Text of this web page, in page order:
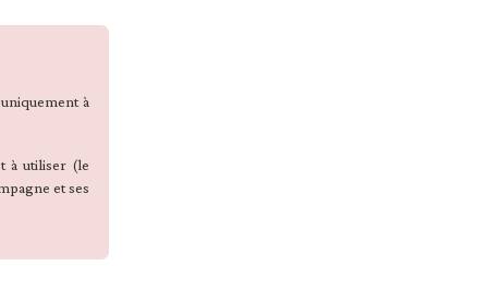
à
à utiliser (le
et ses